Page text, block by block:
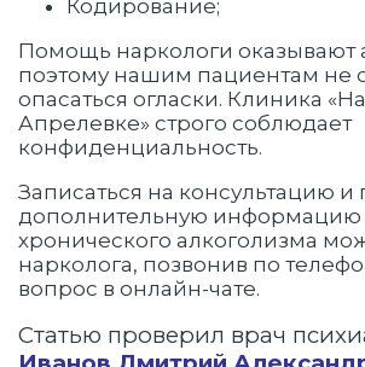
Кодирование;
Помощь наркологи оказывают
поэтому нашим пациентам не
опасаться огласки. Клиника
Апрелевке» строго соблюдает
конфиденциальность.
Записаться на консультацию и
дополнительную информацию
хронического алкоголизма
нарколога, позвонив по
вопрос в онлайн-чате.
Статью проверил врач